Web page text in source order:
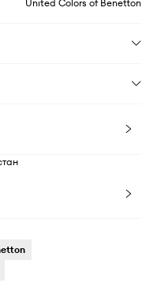
United Colors of Benetton